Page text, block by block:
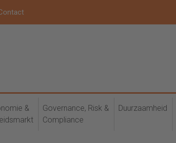
&
Governance, Risk &
Compliance
Duurzaamheid